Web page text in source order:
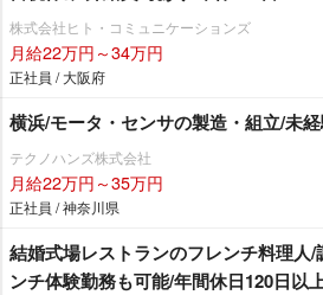
株式会社ヒト・コミュニケーションズ
月給22万円～34万円
正社員 / 大阪府
横浜/モータ・センサの製造・組立/未
テクノハンズ株式会社
月給22万円～35万円
正社員 / 神奈川県
結婚式場レストランのフレンチ料理人
ンチ体験勤務も可能/年間休日120日以